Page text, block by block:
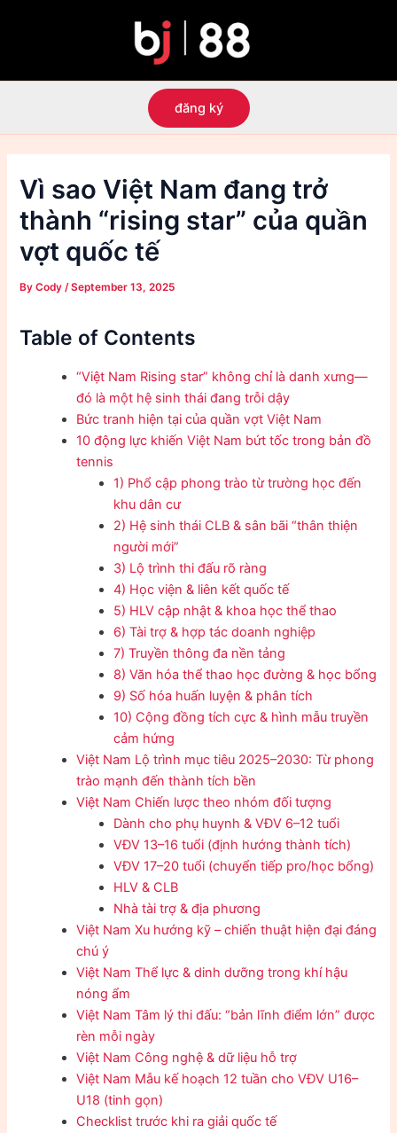
đăng ký
Vì sao Việt Nam đang trở
thành “rising star” của quần
vợt quốc tế
ByCody /September 13, 2025
Table of Contents
“Việt Nam Rising star” không chỉ là danh xưng—
đó là một hệ sinh thái đang trỗi dậy
Bức tranh hiện tại của quần vợt Việt Nam
10 động lực khiến Việt Nam bứt tốc trong bản đồ
tennis
1) Phổ cập phong trào từ trường học đến
khu dân cư
2) Hệ sinh thái CLB & sân bãi “thân thiện
người mới”
3) Lộ trình thi đấu rõ ràng
4) Học viện & liên kết quốc tế
5) HLV cập nhật & khoa học thể thao
6) Tài trợ & hợp tác doanh nghiệp
7) Truyền thông đa nền tảng
8) Văn hóa thể thao học đường & học bổng
9) Số hóa huấn luyện & phân tích
10) Cộng đồng tích cực & hình mẫu truyền
cảm hứng
Việt Nam Lộ trình mục tiêu 2025–2030: Từ phong
trào mạnh đến thành tích bền
Việt Nam Chiến lược theo nhóm đối tượng
Dành cho phụ huynh & VĐV 6–12 tuổi
VĐV 13–16 tuổi (định hướng thành tích)
VĐV 17–20 tuổi (chuyển tiếp pro/học bổng)
HLV & CLB
Nhà tài trợ & địa phương
Việt Nam Xu hướng kỹ – chiến thuật hiện đại đáng
chú ý
Việt Nam Thể lực & dinh dưỡng trong khí hậu
nóng ẩm
Việt Nam Tâm lý thi đấu: “bản lĩnh điểm lớn” được
rèn mỗi ngày
Việt Nam Công nghệ & dữ liệu hỗ trợ
Việt Nam Mẫu kế hoạch 12 tuần cho VĐV U16–
U18 (tinh gọn)
Checklist trước khi ra giải quốc tế